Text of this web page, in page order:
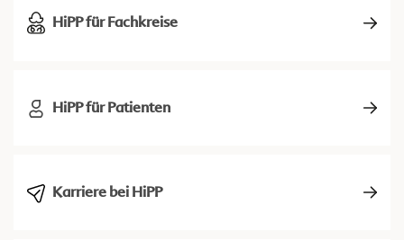
HiPP für Fachkreise
HiPP für Patienten
Karriere bei HiPP